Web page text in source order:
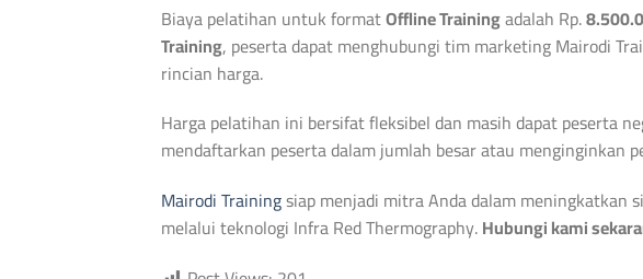
Biaya pelatihan untuk formatOffline Trainingadalah Rp.
Training, peserta dapat menghubungi tim marketing Mairodi
rincian harga.
Harga pelatihan ini bersifat fleksibel dan masih dapat peserta
mendaftarkan peserta dalam jumlah besar atau menginginkan
Mairodi Trainingsiap menjadi mitra Anda dalam meningkatkan
melalui teknologi Infra Red Thermography.Hubungi kami